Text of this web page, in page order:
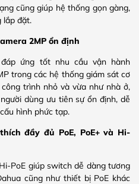
cũng giúp hệ thống gọn gàng,
lắp đặt.
2MP ổn định
đáp ứng tốt nhu cầu vận hành
trong các hệ thống giám sát cơ
trình nhỏ và vừa như nhà ở,
dùng ưu tiên sự ổn định, dễ
hình phức tạp.
đầy đủ PoE, PoE+ và Hi-
PoE giúp switch dễ dàng tương
cũng như thiết bị PoE khác